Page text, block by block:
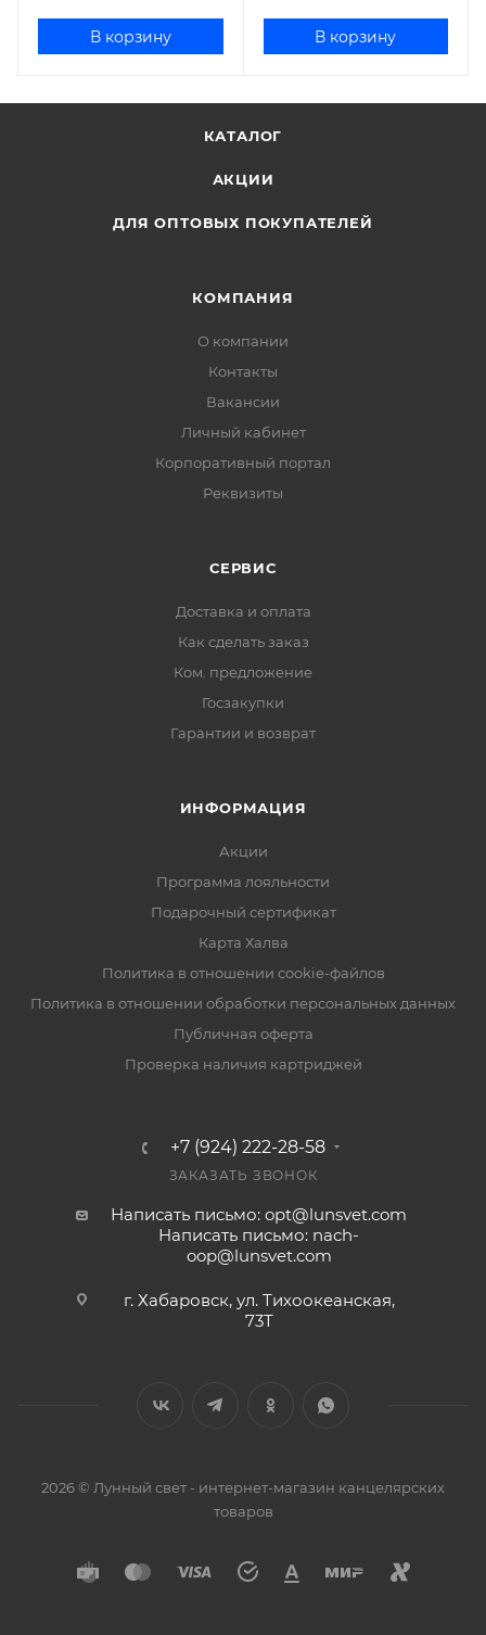
В корзину В корзину
КАТАЛОГ
АКЦИИ
ДЛЯ ОПТОВЫХ ПОКУПАТЕЛЕЙ
КОМПАНИЯ
О компании
Контакты
Вакансии
Личный кабинет
Корпоративный портал
Реквизиты
СЕРВИС
Доставка и оплата
Как сделать заказ
Ком. предложение
Госзакупки
Гарантии и возврат
ИНФОРМАЦИЯ
Акции
Программа лояльности
Подарочный сертификат
Карта Халва
Политика в отношении cookie-файлов
Политика в отношении обработки персональных данных
Публичная оферта
Проверка наличия картриджей
+7 (924) 222-28-58
ЗАКАЗАТЬ ЗВОНОК
Написать письмо: opt@lunsvet.com
Написать письмо: nach-
oop@lunsvet.com
г. Хабаровск, ул. Тихоокеанская,
73Т
2026 © Лунный свет - интернет-магазин канцелярских
товаров